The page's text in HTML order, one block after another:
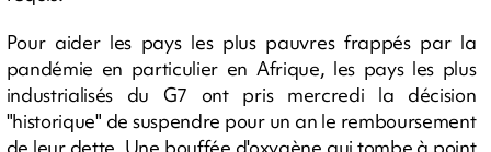
Pour aider les pays les plus pauvres frappés par la
pandémie en particulier en Afrique, les pays les plus
industrialisés du G7 ont pris mercredi la décision
"historique" de suspendre pour un an le remboursement